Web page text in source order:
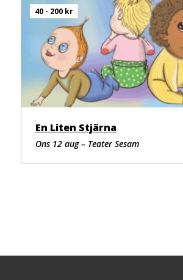
40 - 200 kr
En Liten Stjärna
Ons 12 aug – Teater Sesam